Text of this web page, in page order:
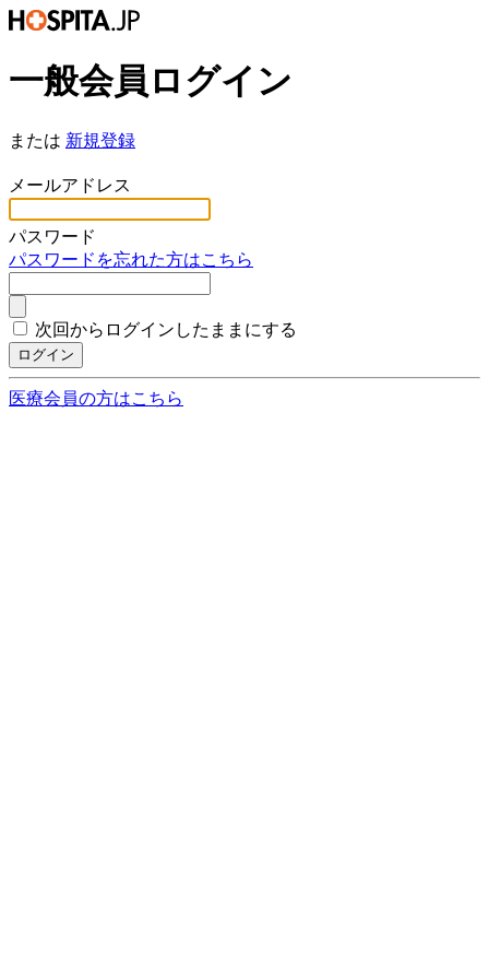
一般会員ログイン
または 新規登録
メールアドレス
パスワード
パスワードを忘れた方はこちら
次回からログインしたままにする
ログイン
医療会員の方はこちら